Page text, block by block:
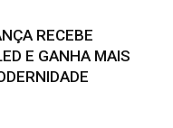
RECEBE
E GANHA MAIS